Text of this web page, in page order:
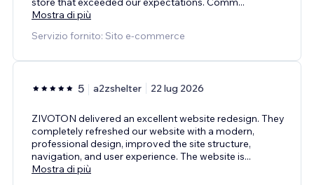
Mostra di più
Servizio fornito: Sito e-commerce
5 a2zshelter 22 lug 2026
ZIVOTON delivered an excellent website redesign. They
completely refreshed our website with a modern,
professional design, improved the site structure,
navigation, and user experience. The website is...
Mostra di più